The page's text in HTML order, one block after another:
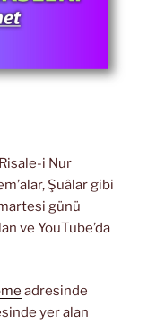
i Nur
Şuâlar gibi
günü
ve YouTube’da
adresinde
yer alan